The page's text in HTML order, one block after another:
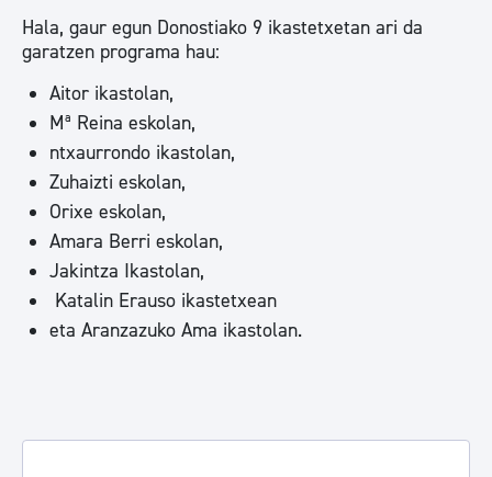
Hala, gaur egun Donostiako 9 ikastetxetan ari da
garatzen programa hau:
Aitor ikastolan,
Mª Reina eskolan,
ntxaurrondo ikastolan,
Zuhaizti eskolan,
Orixe eskolan,
Amara Berri eskolan,
Jakintza Ikastolan,
Katalin Erauso ikastetxean
eta Aranzazuko Ama ikastolan.